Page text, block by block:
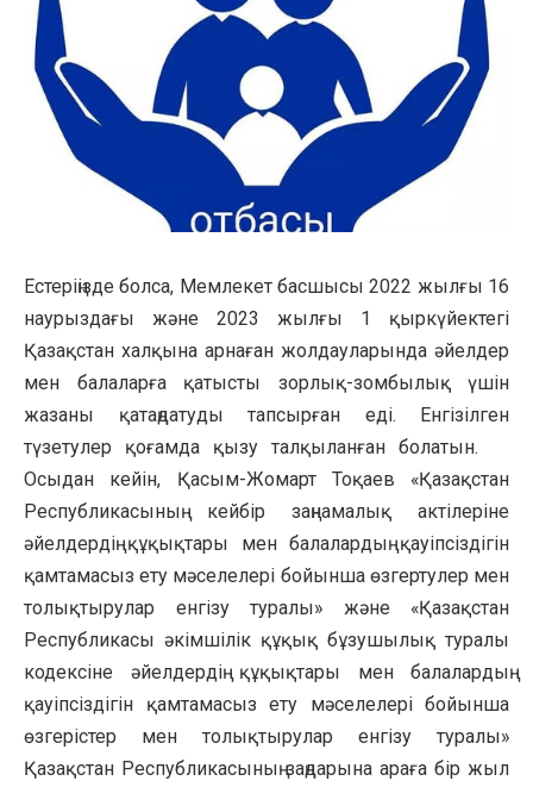
Естеріңізде болса, Мемлекет басшысы 2022 жылғы 16
наурыздағы және 2023 жылғы 1 қыркүйектегі
Қазақстан халқына арнаған жолдауларында әйелдер
мен балаларға қатысты зорлық-зомбылық үшін
жазаны қатаңдатуды тапсырған еді. Енгізілген
түзетулер қоғамда қызу талқыланған болатын.
Осыдан кейін, Қасым-Жомарт Тоқаев «Қазақстан
Республикасының кейбір заңнамалық актілеріне
әйелдердің құқықтары мен балалардың қауіпсіздігін
қамтамасыз ету мәселелері бойынша өзгертулер мен
толықтырулар енгізу туралы» және «Қазақстан
Республикасы әкімшілік құқық бұзушылық туралы
кодексіне әйелдердің құқықтары мен балалардың
қауіпсіздігін қамтамасыз ету мәселелері бойынша
өзгерістер мен толықтырулар енгізу туралы»
Қазақстан Республикасының заңдарына араға бір жыл